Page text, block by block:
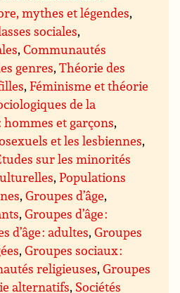
mythes et légendes,
sociales,
,Communautés
genres,Théorie des
,Féminisme et théorie
de la
et garçons,
et les lesbiennes,
sur les minorités
,Populations
,Groupes d’âge,
,Groupes d’âge :
d’âge : adultes,Groupes
,Groupes sociaux :
religieuses,Groupes
alternatifs, Sociétés